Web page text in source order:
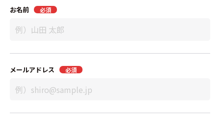
お名前 必須
メールアドレス 必須